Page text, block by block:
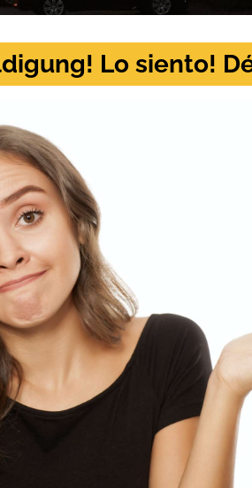
Lo siento!